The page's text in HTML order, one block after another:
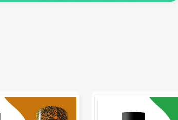
Полигели
Расходные материалы